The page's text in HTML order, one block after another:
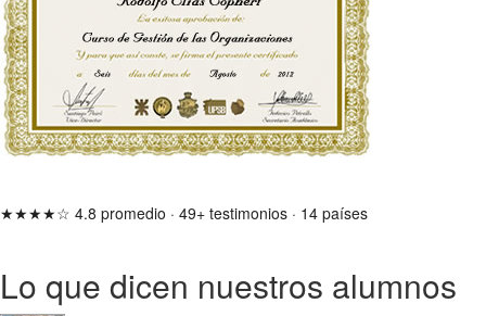
★★★★☆ 4.8 promedio · 49+ testimonios · 14 países
Lo que dicen nuestros alumnos